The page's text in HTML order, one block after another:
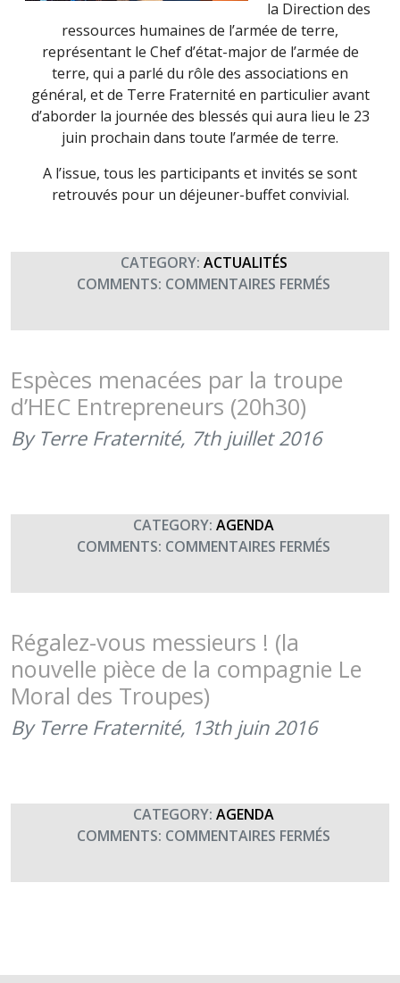
la Direction des
ressources humaines de l’armée de terre,
représentant le Chef d’état-major de l’armée de
terre, qui a parlé du rôle des associations en
général, et de Terre Fraternité en particulier avant
d’aborder la journée des blessés qui aura lieu le 23
juin prochain dans toute l’armée de terre.
A l’issue, tous les participants et invités se sont
retrouvés pour un déjeuner-buffet convivial.
CATEGORY: ACTUALITÉS
COMMENTS: COMMENTAIRES FERMÉS
GÉNÉRALE
TERRE
Espèces menacées par la troupe
d’HEC Entrepreneurs (20h30)
By Terre Fraternité, 7th juillet 2016
CATEGORY: AGENDA
COMMENTS: COMMENTAIRES FERMÉS
MENACÉES
D’HEC
Régalez-vous messieurs ! (la
nouvelle pièce de la compagnie Le
Moral des Troupes)
By Terre Fraternité, 13th juin 2016
CATEGORY: AGENDA
COMMENTS: COMMENTAIRES FERMÉS
VOUS